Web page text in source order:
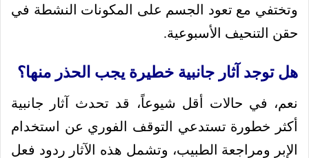
وتختفي مع تعود الجسم على المكونات النشطة في
حقن التنحيف الأسبوعية.
هل توجد آثار جانبية خطيرة يجب الحذر منها؟
نعم، في حالات أقل شيوعاً، قد تحدث آثار جانبية
أكثر خطورة تستدعي التوقف الفوري عن استخدام
الإبر ومراجعة الطبيب، وتشمل هذه الآثار ردود فعل